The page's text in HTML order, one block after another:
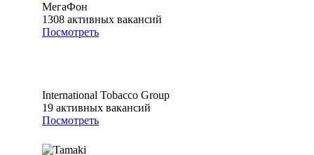
МегаФон
1308 активных вакансий
Посмотреть
International Tobacco Group
19 активных вакансий
Посмотреть